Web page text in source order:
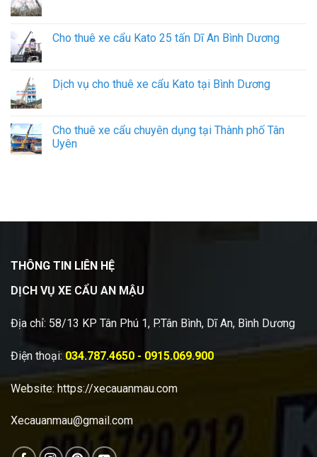
Cho thuê xe cẩu Kato 25 tấn Dĩ An Bình Dương
Dịch vụ cho thuê xe cẩu Kato tại Bình Dương
Cho thuê xe cẩu chuyên dụng tại Thành phố Tân
Uyên
THÔNG TIN LIÊN HỆ
DỊCH VỤ XE CẨU AN MẬU
Địa chỉ: 58/13 KP Tân Phú 1, P.Tân Bình, Dĩ An, Bình Dương
Điện thoại: 034.787.4650 - 0915.069.900
Website: https://xecauanmau.com
Xecauanmau@gmail.com